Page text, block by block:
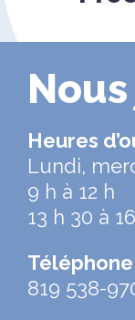
Heures
Lundi,
9 h à 12 h
13 h 30 à
Téléphone
819 538-